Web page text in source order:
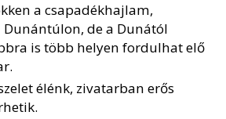
a csapadékhajlam,
Dunántúlon, de a Dunától
is több helyen fordulhat elő
élénk, zivatarban erős